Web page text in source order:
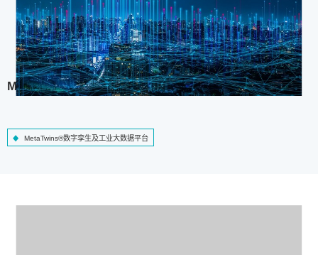
MetaTwins®数字孪生及工业大数据平台
MetaTwins®数字孪生及工业大数据平台